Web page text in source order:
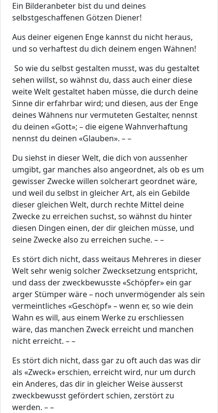
Ein Bilderanbeter bist du und deines
selbstgeschaffenen Götzen Diener!
Aus deiner eigenen Enge kannst du nicht heraus,
und so verhaftest du dich deinem engen Wähnen!
So wie du selbst gestalten musst, was du gestaltet
sehen willst, so wähnst du, dass auch einer diese
weite Welt gestaltet haben müsse, die durch deine
Sinne dir erfahrbar wird; und diesen, aus der Enge
deines Wähnens nur vermuteten Gestalter, nennst
du deinen «Gott»; – die eigene Wahnverhaftung
nennst du deinen «Glauben». – –
Du siehst in dieser Welt, die dich von aussenher
umgibt, gar manches also angeordnet, als ob es um
gewisser Zwecke willen solcherart geordnet wäre,
und weil du selbst in gleicher Art, als ein Gebilde
dieser gleichen Welt, durch rechte Mittel deine
Zwecke zu erreichen suchst, so wähnst du hinter
diesen Dingen einen, der dir gleichen müsse, und
seine Zwecke also zu erreichen suche. – –
Es stört dich nicht, dass weitaus Mehreres in dieser
Welt sehr wenig solcher Zwecksetzung entspricht,
und dass der zweckbewusste «Schöpfer» ein gar
arger Stümper wäre – noch unvermögender als sein
vermeintliches «Geschöpf» – wenn er, so wie dein
Wahn es will, aus einem Werke zu erschliessen
wäre, das manchen Zweck erreicht und manchen
nicht erreicht. – –
Es stört dich nicht, dass gar zu oft auch das was dir
als «Zweck» erschien, erreicht wird, nur um durch
ein Anderes, das dir in gleicher Weise äusserst
zweckbewusst gefördert schien, zerstört zu
werden. – –